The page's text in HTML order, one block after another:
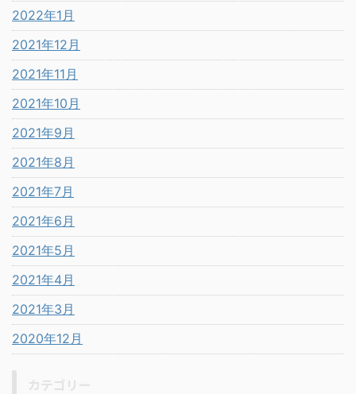
2022年1月
2021年12月
2021年11月
2021年10月
2021年9月
2021年8月
2021年7月
2021年6月
2021年5月
2021年4月
2021年3月
2020年12月